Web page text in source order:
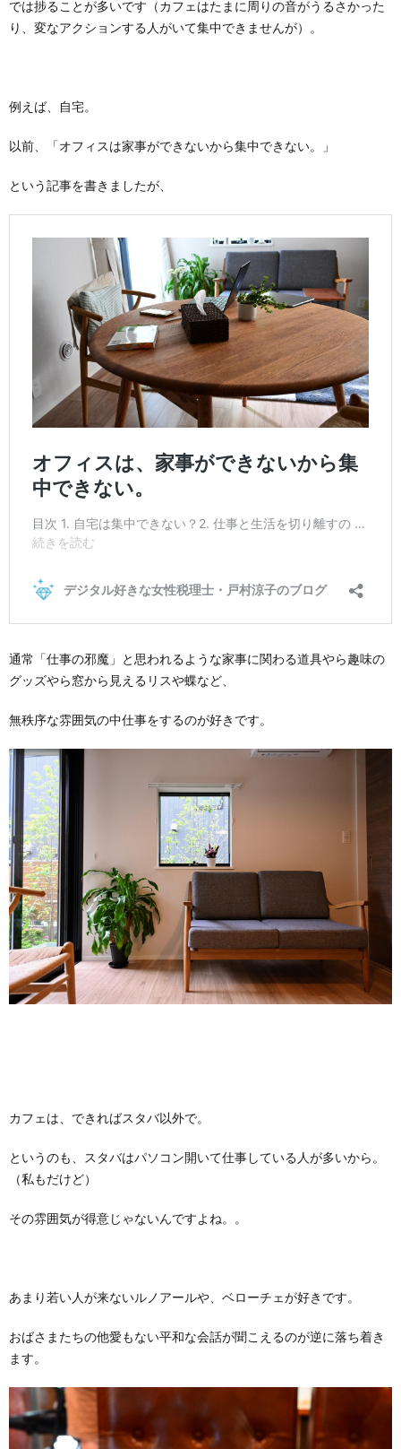
では捗ることが多いです（カフェはたまに周りの音がうるさかった
り、変なアクションする人がいて集中できませんが）。
例えば、自宅。
以前、「オフィスは家事ができないから集中できない。」
という記事を書きましたが、
通常「仕事の邪魔」と思われるような家事に関わる道具やら趣味の
グッズやら窓から見えるリスや蝶など、
無秩序な雰囲気の中仕事をするのが好きです。
カフェは、できればスタバ以外で。
というのも、スタバはパソコン開いて仕事している人が多いから。
（私もだけど）
その雰囲気が得意じゃないんですよね。。
あまり若い人が来ないルノアールや、ベローチェが好きです。
おばさまたちの他愛もない平和な会話が聞こえるのが逆に落ち着き
ます。